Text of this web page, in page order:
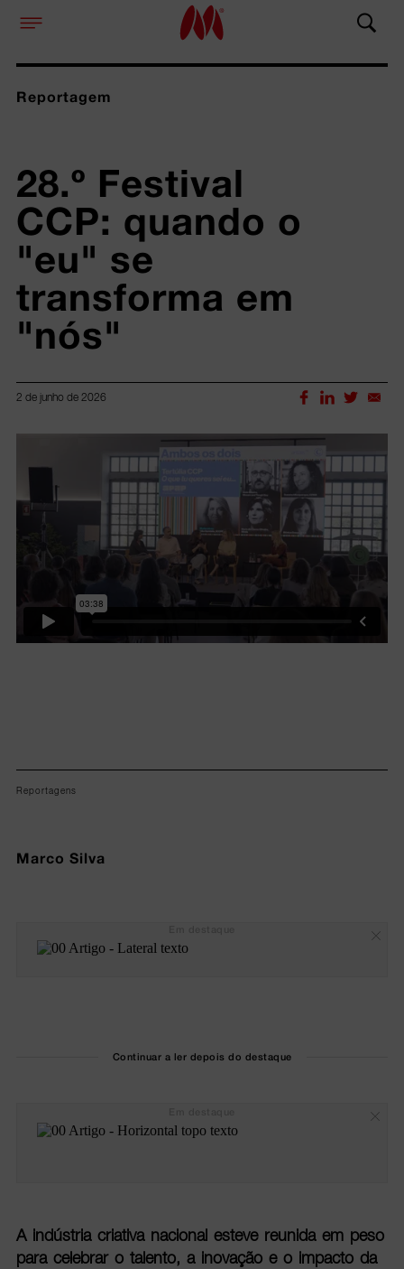
Reportagem
28.º Festival
CCP: quando o
"eu" se
transforma em
"nós"
2 de junho de 2026
Lorem ipsum dolor sit amet, consectetur adipiscing elit.
Reportagens
Marco Silva
Continuar a ler depois do destaque
A indústria criativa nacional esteve reunida em peso
para celebrar o talento, a inovação e o impacto da